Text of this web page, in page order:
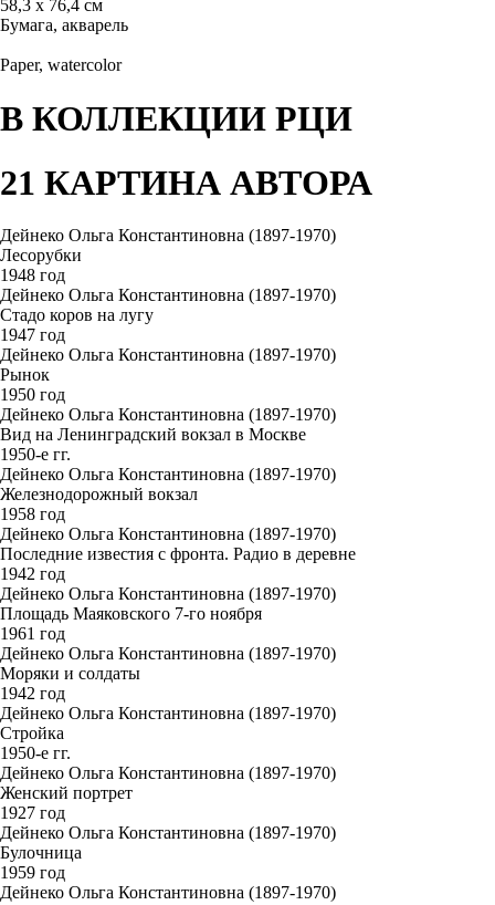
58,3 х 76,4 см
Бумага, акварель
Paper, watercolor
В КОЛЛЕКЦИИ РЦИ
21 КАРТИНА АВТОРА
Дейнеко Ольга Константиновна (1897-1970)
Лесорубки
1948 год
Дейнеко Ольга Константиновна (1897-1970)
Стадо коров на лугу
1947 год
Дейнеко Ольга Константиновна (1897-1970)
Рынок
1950 год
Дейнеко Ольга Константиновна (1897-1970)
Вид на Ленинградский вокзал в Москве
1950-е гг.
Дейнеко Ольга Константиновна (1897-1970)
Железнодорожный вокзал
1958 год
Дейнеко Ольга Константиновна (1897-1970)
Последние известия с фронта. Радио в деревне
1942 год
Дейнеко Ольга Константиновна (1897-1970)
Площадь Маяковского 7-го ноября
1961 год
Дейнеко Ольга Константиновна (1897-1970)
Моряки и солдаты
1942 год
Дейнеко Ольга Константиновна (1897-1970)
Стройка
1950-е гг.
Дейнеко Ольга Константиновна (1897-1970)
Женский портрет
1927 год
Дейнеко Ольга Константиновна (1897-1970)
Булочница
1959 год
Дейнеко Ольга Константиновна (1897-1970)